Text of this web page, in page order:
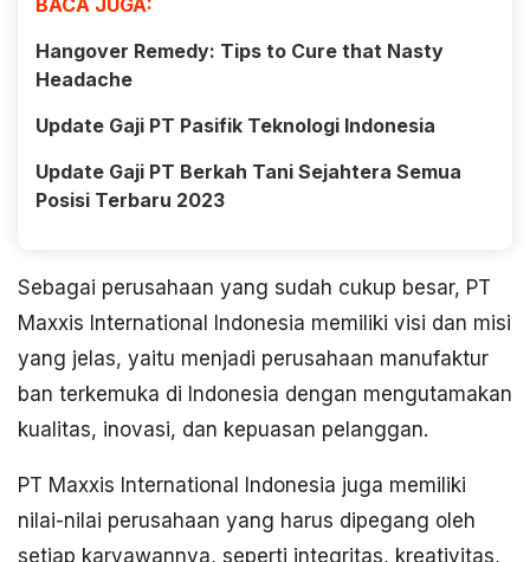
BACA JUGA:
Hangover Remedy: Tips to Cure that Nasty
Headache
Update Gaji PT Pasifik Teknologi Indonesia
Update Gaji PT Berkah Tani Sejahtera Semua
Posisi Terbaru 2023
Sebagai perusahaan yang sudah cukup besar, PT
Maxxis International Indonesia memiliki visi dan misi
yang jelas, yaitu menjadi perusahaan manufaktur
ban terkemuka di Indonesia dengan mengutamakan
kualitas, inovasi, dan kepuasan pelanggan.
PT Maxxis International Indonesia juga memiliki
nilai-nilai perusahaan yang harus dipegang oleh
setiap karyawannya, seperti integritas, kreativitas,